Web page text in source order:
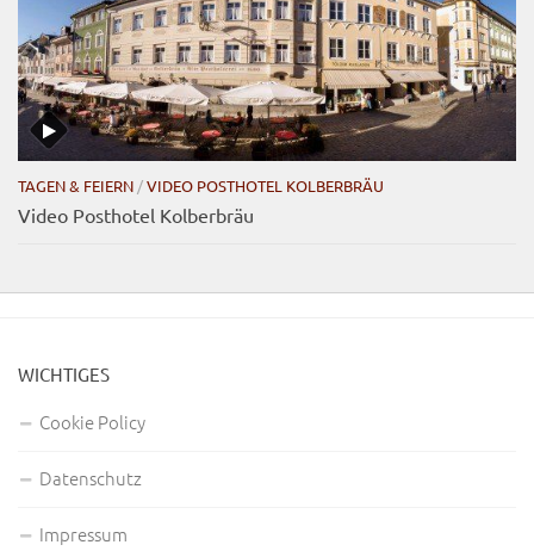
TAGEN & FEIERN /VIDEO POSTHOTEL KOLBERBRÄU
Video Posthotel Kolberbräu
WICHTIGES
Cookie Policy
Datenschutz
Impressum